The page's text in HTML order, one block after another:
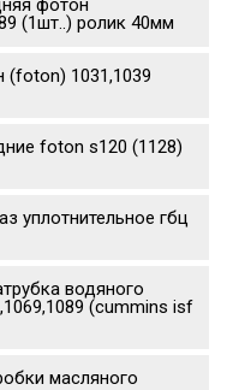
фотон
(1шт..) ролик 40мм
(foton) 1031,1039
foton s120 (1128)
уплотнительное гбц
водяного
(cummins isf
масляного